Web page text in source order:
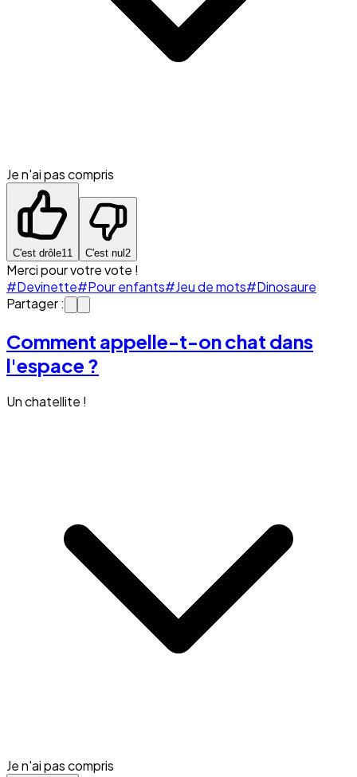
Je n'ai pas compris
C'est drôle11 C'est nul 2
Merci pour votre vote !
#Devinette#Pour enfants#Jeu de mots#Dinosaure
Partager :
Comment appelle-t-on chat dans
l'espace ?
Un chatellite !
Je n'ai pas compris